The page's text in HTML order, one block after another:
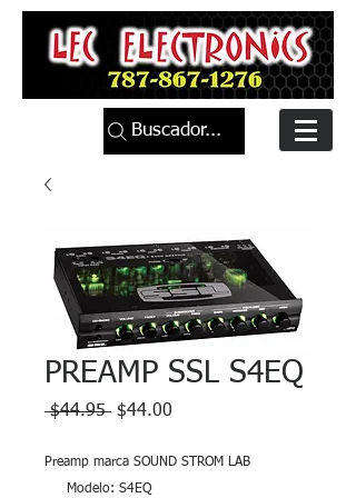
Buscador...
PREAMP SSL S4EQ
$44.95 Precio
$44.00
oferta
Preamp marca SOUND STROM LAB
Modelo: S4EQ